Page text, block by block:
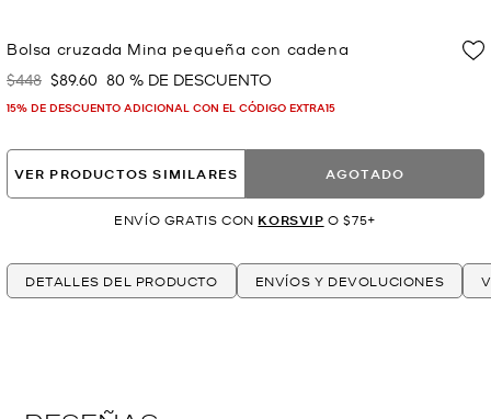
Bolsa cruzada Mina pequeña con cadena
Era
$448 Ahora
$89.60 80 % DE DESCUENTO
15% DE DESCUENTO ADICIONAL CON EL CÓDIGO EXTRA15
VER PRODUCTOS SIMILARES AGOTADO
ENVÍO GRATIS CON KORSVIP O $75+
DETALLES DEL PRODUCTO ENVÍOS Y DEVOLUCIONES